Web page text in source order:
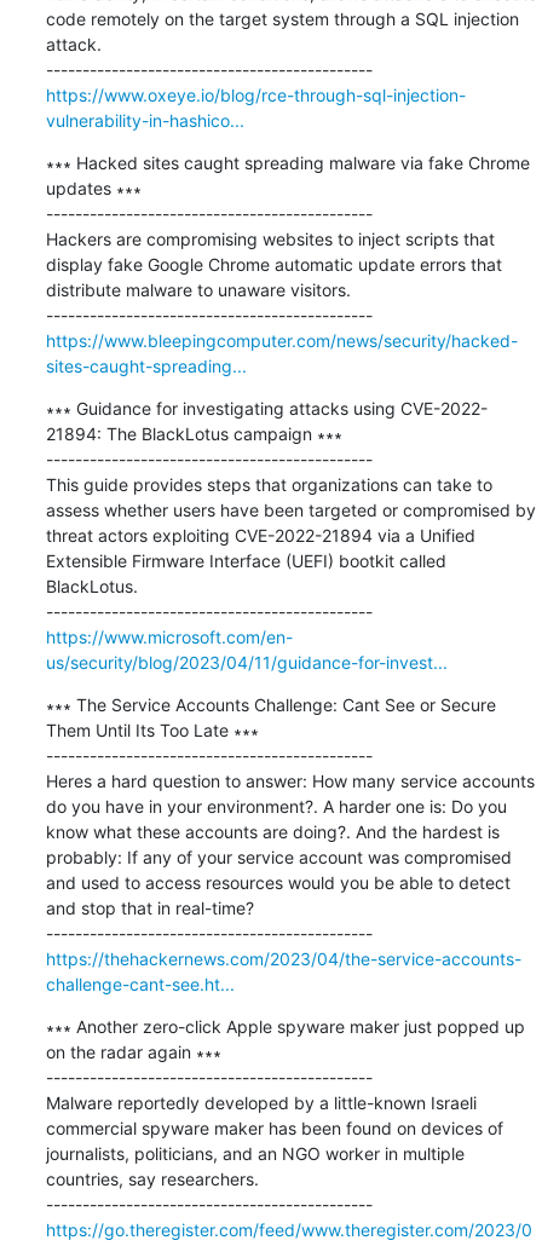
code remotely on the target system through a SQL injection
attack.
---------------------------------------------
https://www.oxeye.io/blog/rce-through-sql-injection-
vulnerability-in-hashico...
∗∗∗ Hacked sites caught spreading malware via fake Chrome
updates ∗∗∗
---------------------------------------------
Hackers are compromising websites to inject scripts that
display fake Google Chrome automatic update errors that
distribute malware to unaware visitors.
---------------------------------------------
https://www.bleepingcomputer.com/news/security/hacked-
sites-caught-spreading...
∗∗∗ Guidance for investigating attacks using CVE-2022-
21894: The BlackLotus campaign ∗∗∗
---------------------------------------------
This guide provides steps that organizations can take to
assess whether users have been targeted or compromised by
threat actors exploiting CVE-2022-21894 via a Unified
Extensible Firmware Interface (UEFI) bootkit called
BlackLotus.
---------------------------------------------
https://www.microsoft.com/en-
us/security/blog/2023/04/11/guidance-for-invest...
∗∗∗ The Service Accounts Challenge: Cant See or Secure
Them Until Its Too Late ∗∗∗
---------------------------------------------
Heres a hard question to answer: How many service accounts
do you have in your environment?. A harder one is: Do you
know what these accounts are doing?. And the hardest is
probably: If any of your service account was compromised
and used to access resources would you be able to detect
and stop that in real-time?
---------------------------------------------
https://thehackernews.com/2023/04/the-service-accounts-
challenge-cant-see.ht...
∗∗∗ Another zero-click Apple spyware maker just popped up
on the radar again ∗∗∗
---------------------------------------------
Malware reportedly developed by a little-known Israeli
commercial spyware maker has been found on devices of
journalists, politicians, and an NGO worker in multiple
countries, say researchers.
---------------------------------------------
https://go.theregister.com/feed/www.theregister.com/2023/0